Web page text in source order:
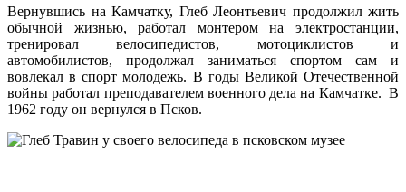
Вернувшись на Камчатку, Глеб Леонтьевич продолжил жить
обычной жизнью, работал монтером на электростанции,
тренировал велосипедистов, мотоциклистов и
автомобилистов, продолжал заниматься спортом сам и
вовлекал в спорт молодежь. В годы Великой Отечественной
войны работал преподавателем военного дела на Камчатке. В
1962 году он вернулся в Псков.